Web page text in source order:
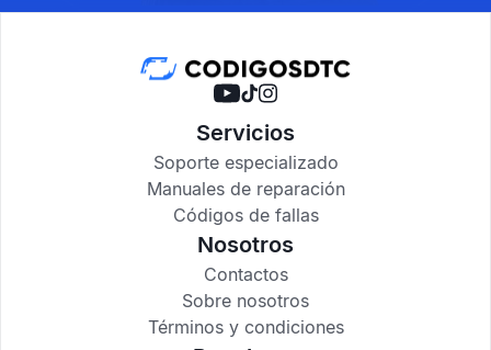
Servicios
Soporte especializado
Manuales de reparación
Códigos de fallas
Nosotros
Contactos
Sobre nosotros
Términos y condiciones